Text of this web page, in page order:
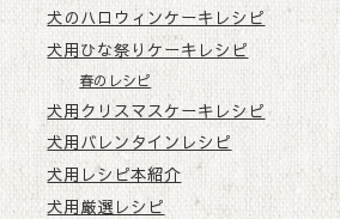
犬のハロウィンケーキレシピ
犬用ひな祭りケーキレシピ
春のレシピ
犬用クリスマスケーキレシピ
犬用バレンタインレシピ
犬用レシピ本紹介
犬用厳選レシピ